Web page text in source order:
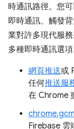
時通訊路徑。您
即時通訊、觸發
業對許多現代服
多種即時通訊選項
網頁推送或
任何推送服
在 Chrome
chrome.gcm
Firebase 雲